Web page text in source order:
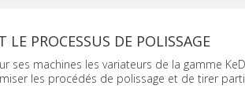
PROCESSUS DE POLISSAGE
ses machines les variateurs de la gamme
les procédés de polissage et de tirer